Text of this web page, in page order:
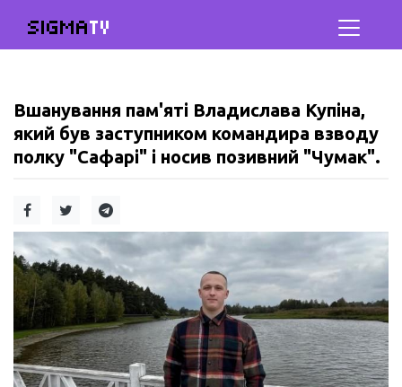
SIGMATV
Вшанування пам'яті Владислава Купіна,
який був заступником командира взводу
полку "Сафарі" і носив позивний "Чумак".